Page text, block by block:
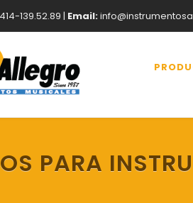
139.52.89 | Email:
PARA